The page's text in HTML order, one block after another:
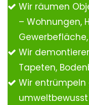
Wir räumen
– Wohnungen,
Wir
Tapeten,
Wir
umweltbewusst